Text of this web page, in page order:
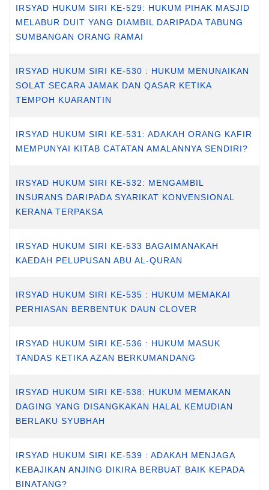
IRSYAD HUKUM SIRI KE-529: HUKUM PIHAK MASJID
MELABUR DUIT YANG DIAMBIL DARIPADA TABUNG
SUMBANGAN ORANG RAMAI
IRSYAD HUKUM SIRI KE-530 : HUKUM MENUNAIKAN
SOLAT SECARA JAMAK DAN QASAR KETIKA
TEMPOH KUARANTIN
IRSYAD HUKUM SIRI KE-531: ADAKAH ORANG KAFIR
MEMPUNYAI KITAB CATATAN AMALANNYA SENDIRI?
IRSYAD HUKUM SIRI KE-532: MENGAMBIL
INSURANS DARIPADA SYARIKAT KONVENSIONAL
KERANA TERPAKSA
IRSYAD HUKUM SIRI KE-533 BAGAIMANAKAH
KAEDAH PELUPUSAN ABU AL-QURAN
IRSYAD HUKUM SIRI KE-535 : HUKUM MEMAKAI
PERHIASAN BERBENTUK DAUN CLOVER
IRSYAD HUKUM SIRI KE-536 : HUKUM MASUK
TANDAS KETIKA AZAN BERKUMANDANG
IRSYAD HUKUM SIRI KE-538: HUKUM MEMAKAN
DAGING YANG DISANGKAKAN HALAL KEMUDIAN
BERLAKU SYUBHAH
IRSYAD HUKUM SIRI KE-539 : ADAKAH MENJAGA
KEBAJIKAN ANJING DIKIRA BERBUAT BAIK KEPADA
BINATANG?